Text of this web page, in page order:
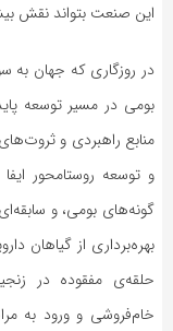
این صنعت بتواند نقش
در روزگاری که جهان
بومی در مسیر توسعه
منابع راهبردی و
و توسعه روستا‌محور
گونه‌های بومی، و
بهره‌برداری از گیاهان
حلقه‌ی مفقوده در
خام‌فروشی و ورود به